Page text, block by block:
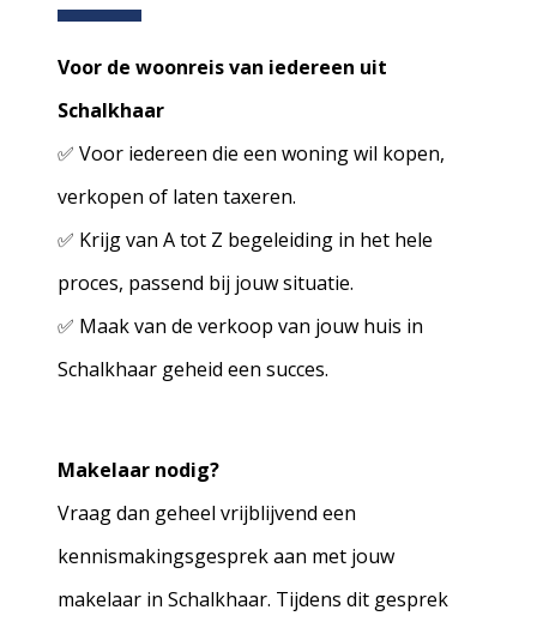
Voor de woonreis van iedereen uit
Schalkhaar
✅ Voor iedereen die een woning wil kopen,
verkopen of laten taxeren.
✅ Krijg van A tot Z begeleiding in het hele
proces, passend bij jouw situatie.
✅ Maak van de verkoop van jouw huis in
Schalkhaar geheid een succes.
Makelaar nodig?
Vraag dan geheel vrijblijvend een
kennismakingsgesprek aan met jouw
makelaar in Schalkhaar. Tijdens dit gesprek